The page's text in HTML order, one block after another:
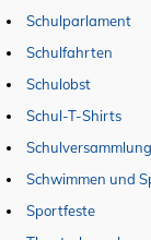
Schulparlament
Schulfahrten
Schulobst
Schul-T-Shirts
Schwimmen und
Sportfeste